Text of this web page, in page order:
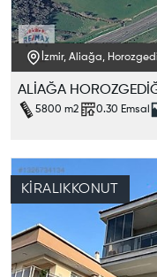
İzmir, Aliağa,
5800 m2 0.30 Emsal
KIRALIKKONUT